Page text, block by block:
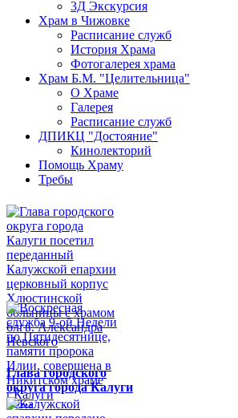
3Д Экскурсия
Храм в Чижовке
Расписание служб
История Храма
Фотогалерея храма
Храм Б.М. "Целительница"
О Храме
Галерея
Расписание служб
ДПИКЦ "Достояние"
Кинолекторий
Помощь Храму
Требы
Глава городского
округа города Калуги
по…